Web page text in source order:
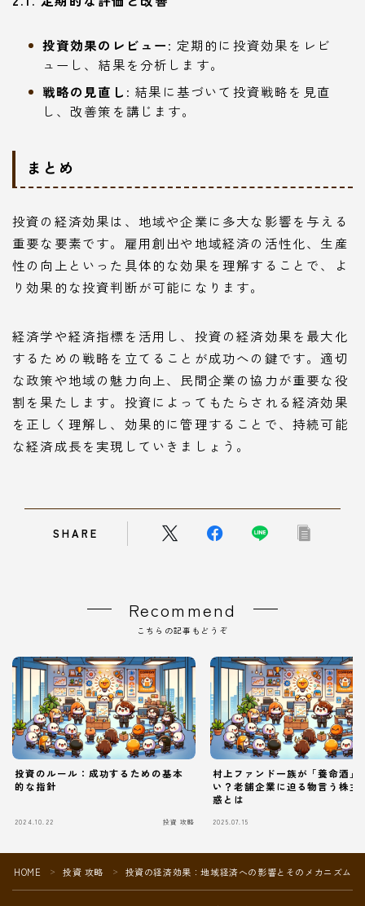
Follow Me
投資効果のレビュー: 定期的に投資効果をレビ
ューし、結果を分析します。
戦略の見直し : 結果に基づいて投資戦略を見直
し、改善策を講じます。
まとめ
投資の経済効果は、地域や企業に多大な影響を与える
重要な要素です。雇用創出や地域経済の活性化、生産
性の向上といった具体的な効果を理解することで、よ
り効果的な投資判断が可能になります。
経済学や経済指標を活用し、投資の経済効果を最大化
するための戦略を立てることが成功への鍵です。適切
な政策や地域の魅力向上、民間企業の協力が重要な役
割を果たします。投資によってもたらされる経済効果
を正しく理解し、効果的に管理することで、持続可能
な経済成長を実現していきましょう。
SHARE
Recommend
こちらの記事もどうぞ
投資のルール：成功するための基本
的な指針
2024.10.22 投資 攻略
村上ファンド一族が「養命酒」
い？老舗企業に迫る物言う株主
惑とは
2025.07.15
HOME ＞ 投資 攻略 ＞ 投資の経済効果：地域経済への影響とそのメカニズム